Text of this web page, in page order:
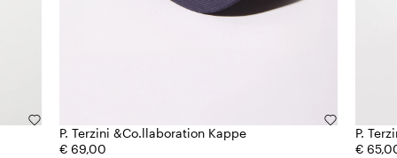
P. Terzini &Co.llaboration Kappe
€ 69,00
P.
€